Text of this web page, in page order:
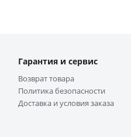
Гарантия и сервис
Возврат товара
Политика безопасности
Доставка и условия заказа